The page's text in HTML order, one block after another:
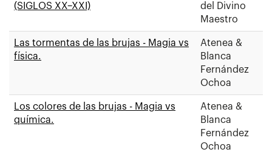
(SIGLOS XX–XXI)
del Divino
Maestro
Las tormentas de las brujas - Magia vs
física.
Atenea &
Blanca
Fernández
Ochoa
Los colores de las brujas - Magia vs
química.
Atenea &
Blanca
Fernández
Ochoa